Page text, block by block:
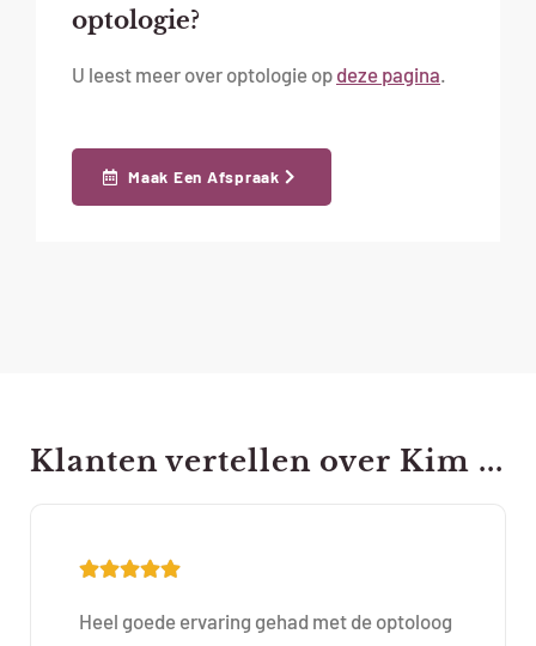
optologie?
U leest meer over optologie op deze pagina.
Maak Een Afspraak
Klanten vertellen over Kim ...
Heel goede ervaring gehad met de optoloog